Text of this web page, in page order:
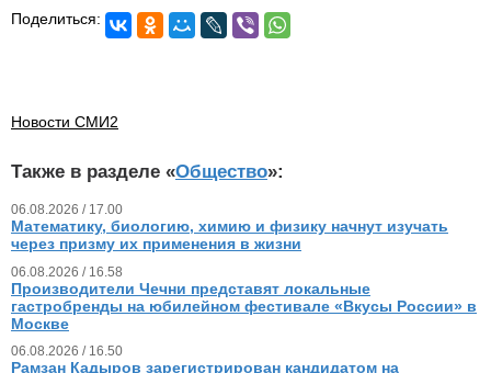
Поделиться:
Новости СМИ2
Также в разделе «Общество»:
06.08.2026 / 17.00
Математику, биологию, химию и физику начнут изучать
через призму их применения в жизни
06.08.2026 / 16.58
Производители Чечни представят локальные
гастробренды на юбилейном фестивале «Вкусы России» в
Москве
06.08.2026 / 16.50
Рамзан Кадыров зарегистрирован кандидатом на